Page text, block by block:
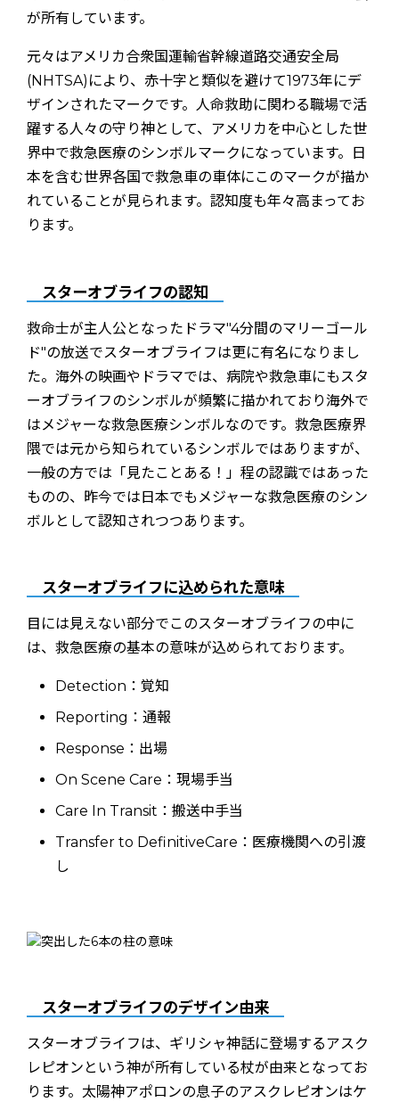
元々はアメリカ合衆国運輸省幹線道路交通安全局
(NHTSA)により、赤十字と類似を避けて1973年にデ
ザインされたマークです。人命救助に関わる職場で活
躍する人々の守り神として、アメリカを中心とした世
界中で救急医療のシンボルマークになっています。日
本を含む世界各国で救急車の車体にこのマークが描か
れていることが見られます。認知度も年々高まってお
ります。
スターオブライフの認知
救命士が主人公となったドラマ"4分間のマリーゴール
ド"の放送でスターオブライフは更に有名になりまし
た。海外の映画やドラマでは、病院や救急車にもスタ
ーオブライフのシンボルが頻繁に描かれており海外で
はメジャーな救急医療シンボルなのです。救急医療界
隈では元から知られているシンボルではありますが、
一般の方では「見たことある！」程の認識ではあった
ものの、昨今では日本でもメジャーな救急医療のシン
ボルとして認知されつつあります。
スターオブライフに込められた意味
目には見えない部分でこのスターオブライフの中に
は、救急医療の基本の意味が込められております。
Detection：覚知
Reporting：通報
Response：出場
On Scene Care：現場手当
Care In Transit：搬送中手当
Transfer to DefinitiveCare：医療機関への引渡
し
スターオブライフのデザイン由来
スターオブライフは、ギリシャ神話に登場するアスク
レピオンという神が所有している杖が由来となってお
ります。太陽神アポロンの息子のアスクレピオンはケ